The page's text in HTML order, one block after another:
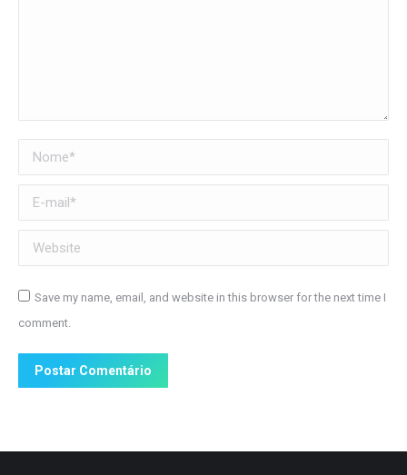
Nome *
E-mail *
Website
Save my name, email, and website in this browser for the next time I
comment.
Postar Comentário